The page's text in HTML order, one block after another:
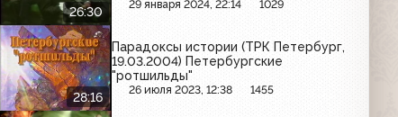
26:30
29 января 2024, 22:14 1029
28:16
Парадоксы истории (ТРК Петербург,
19.03.2004) Петербургские
"ротшильды"
26 июля 2023, 12:38 1455